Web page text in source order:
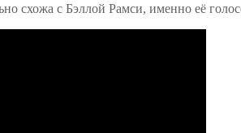
схожа с Бэллой Рамси, именно её